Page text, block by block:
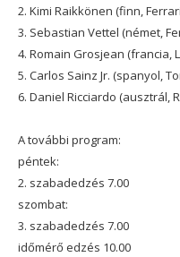
2. Kimi Raikkönen (finn,
3. Sebastian Vettel (német,
4. Romain Grosjean (francia,
5. Carlos Sainz Jr. (spanyol,
6. Daniel Ricciardo (ausztrál,
A további program:
péntek:
2. szabadedzés 7.00
szombat:
3. szabadedzés 7.00
időmérő edzés 10.00